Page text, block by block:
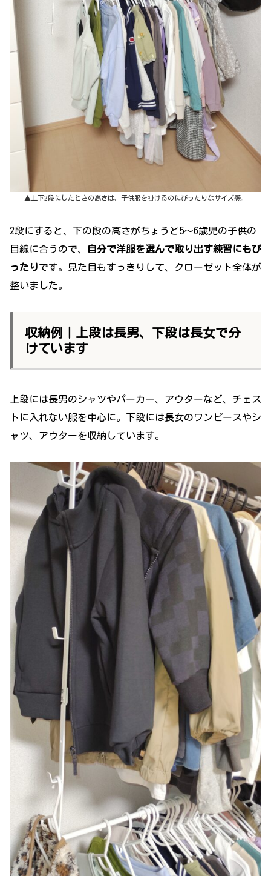
▲上下2段にしたときの高さは、子供服を掛けるのにぴったりなサイズ感。
2段にすると、下の段の高さがちょうど5～6歳児の子供の
目線に合うので、
自分で洋服を選んで取り出す練習にもぴ
ったりです。見た目もすっきりして、クローゼット全体が
整いました。
収納例｜上段は長男、下段は長女で分
けています
上段には長男のシャツやパーカー、アウターなど、チェス
トに入れない服を中心に。下段には長女のワンピースやシ
ャツ、アウターを収納しています。